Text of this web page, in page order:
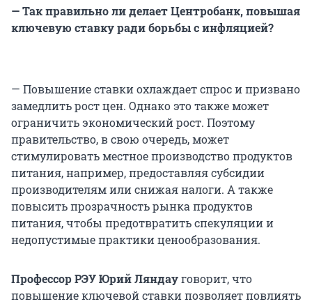
— Так правильно ли делает Центробанк, повышая
ключевую ставку ради борьбы с инфляцией?
— Повышение ставки охлаждает спрос и призвано
замедлить рост цен. Однако это также может
ограничить экономический рост. Поэтому
правительство, в свою очередь, может
стимулировать местное производство продуктов
питания, например, предоставляя субсидии
производителям или снижая налоги. А также
повысить прозрачность рынка продуктов
питания, чтобы предотвратить спекуляции и
недопустимые практики ценообразования.
Профессор РЭУ Юрий Ляндауговорит, что
повышение ключевой ставки позволяет повлиять